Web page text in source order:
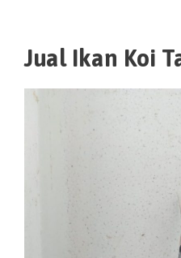
Jual Ikan Koi